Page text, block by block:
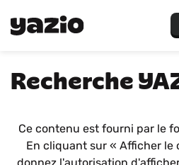
Recherche
Ce contenu est fourni par le
En cliquant sur « Afficher le